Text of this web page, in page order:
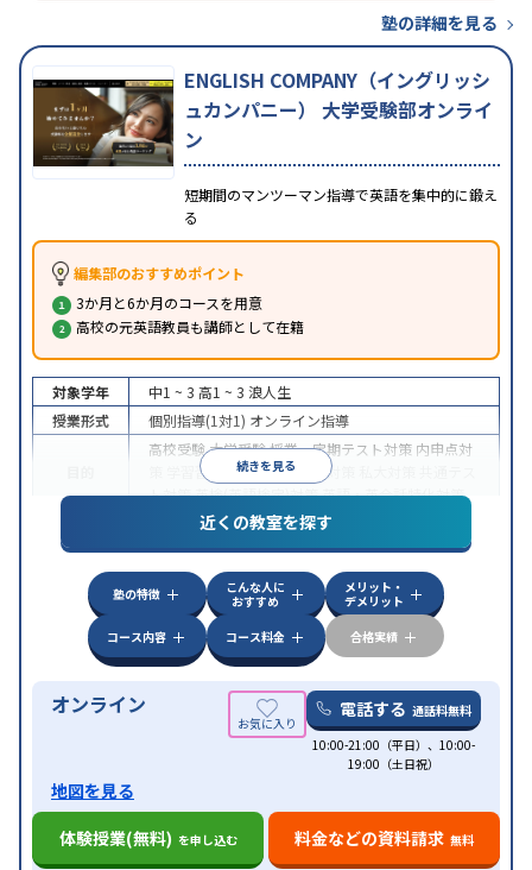
塾の詳細を見る
ENGLISH COMPANY（イングリッシ
ュカンパニー） 大学受験部オンライ
ン
短期間のマンツーマン指導で英語を集中的に鍛え
る
編集部のおすすめポイント
3か月と6か月のコースを用意
高校の元英語教員も講師として在籍
続きを見る
対象学年 中1 ~ 3 高1 ~ 3 浪人生
授業形式
個別指導(1対1) オンライン指導
高校受験大学受験授業・定期テスト対策 内申点対
学習習慣の定着国公立大対策
ト対策英検(英語検定)対策英語・英会話特化対策
特徴
中高一貫校生に対応授業の振替可能
学習にPC・タブレットを利用オンライン対応1
科目から受講可能
近くの教室を探す
塾の特徴
こんな人に
おすすめ
メリット・
デメリット
コース内容
コース料金 合格実績
オンライン 電話する 通話料無料
10:00-21:00（平日）、10:00-
19:00（土日祝）
地図を見る
体験授業(無料) を申し込む 料金などの資料請求 無料